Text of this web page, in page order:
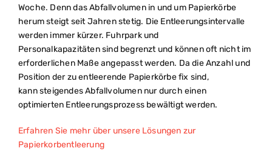
Woche. Denn das Abfallvolumen in und um Papierkörbe
herum steigt seit Jahren stetig. Die Entleerungsintervalle
werden immer kürzer. Fuhrpark und
Personalkapazitäten sind begrenzt und können oft nicht im
erforderlichen Maße angepasst werden. Da die Anzahl und
Position der zu entleerende Papierkörbe fix sind,
kann steigendes Abfallvolumen nur durch einen
optimierten Entleerungsprozess bewältigt werden.
Erfahren Sie mehr über unsere Lösungen zur
Papierkorbentleerung